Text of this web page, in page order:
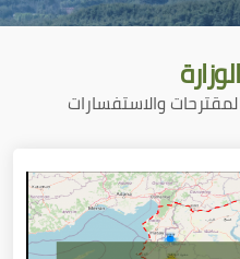
الوزارة
والاستفسارات